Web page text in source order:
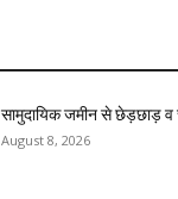
सामुदायिक जमीन से छेड़छाड़ व
August 8, 2026